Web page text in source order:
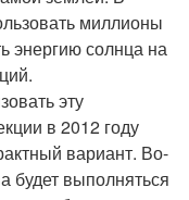
миллионы
энергию солнца на
эту
в 2012 году
вариант. Во-
будет выполняться